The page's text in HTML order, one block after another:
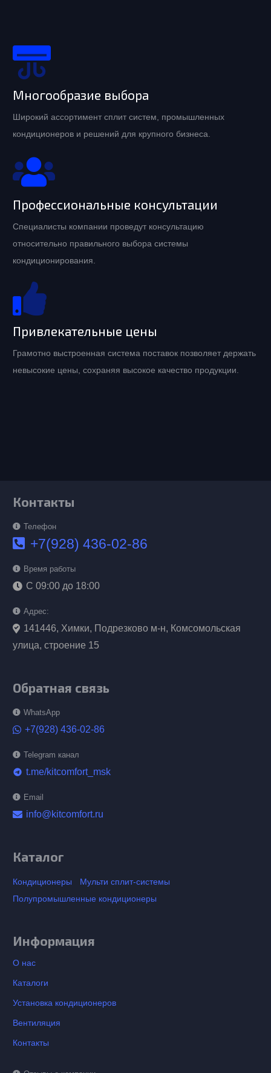
Многообразие выбора
Широкий ассортимент сплит систем, промышленных
кондиционеров и решений для крупного бизнеса.
Профессиональные консультации
Специалисты компании проведут консультацию
относительно правильного выбора системы
кондиционирования.
Привлекательные цены
Грамотно выстроенная система поставок позволяет держать
невысокие цены, сохраняя высокое качество продукции.
Контакты
Телефон
+7(928) 436-02-86
Время работы
С 09:00 до 18:00
Адрес:
141446, Химки, Подрезково м-н, Комсомольская
улица, строение 15
Обратная связь
WhatsApp
+7(928) 436-02-86
Telegram канал
telegram t.me/kitcomfort_msk
Email
info@kitcomfort.ru
Каталог
Кондиционеры
Мульти сплит-системы
Полупромышленные кондиционеры
Информация
О нас
Каталоги
Установка кондиционеров
Вентиляция
Контакты